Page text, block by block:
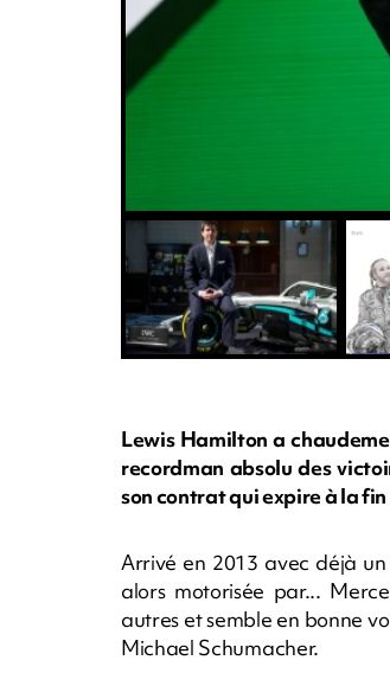
Lewis Hamilton a
recordman absolu des
son contrat qui expire à la
Arrivé en 2013 avec déjà
alors motorisée par...
autres et semble en bonne
Michael Schumacher.